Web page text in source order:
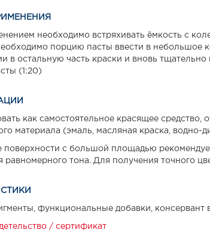
необходимо встряхивать ёмкость с
порцию пасты ввести в небольшое
в остальную часть краски и вновь
(1:20)
как самостоятельное красящее средство,
материала (эмаль, масляная краска, водно-
поверхности с большой площадью
равномерного тона. Для получения точного
функциональные добавки, консервант
/ сертификат